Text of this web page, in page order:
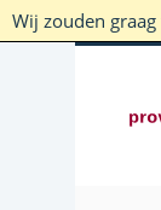
Wij zouden